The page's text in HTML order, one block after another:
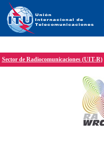
Sector de Radiocomunicaciones (UIT-R)